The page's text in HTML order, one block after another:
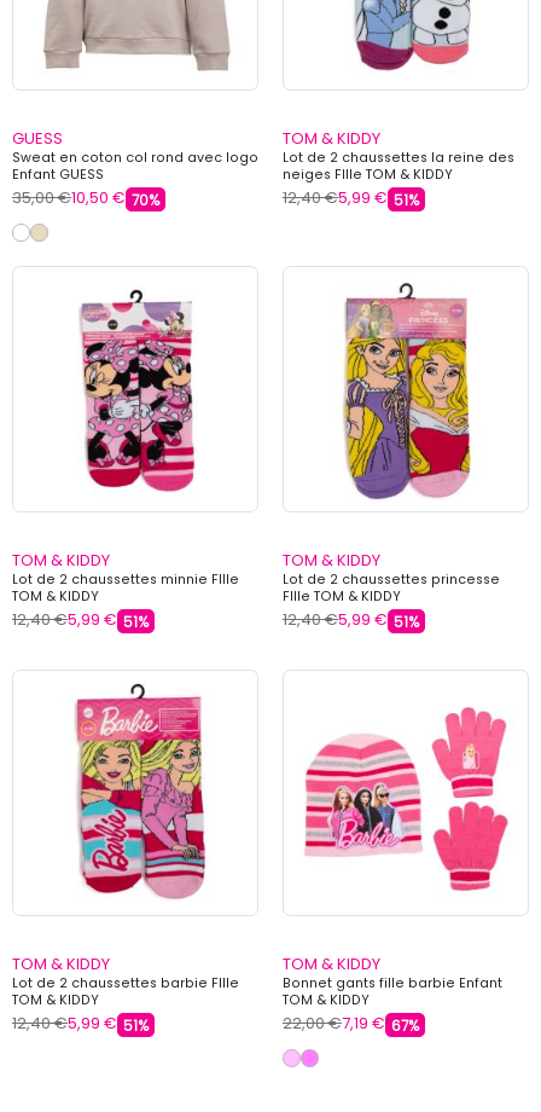
GUESS
Sweat en coton col rond avec logo
Enfant GUESS
35,00 €10,50 € 70%
TOM & KIDDY
Lot de 2 chaussettes la reine des
neiges FIlle TOM & KIDDY
12,40 €5,99 € 51%
TOM & KIDDY
Lot de 2 chaussettes minnie FIlle
TOM & KIDDY
12,40 €5,99 € 51%
TOM & KIDDY
Lot de 2 chaussettes princesse
FIlle TOM & KIDDY
12,40 €5,99 € 51%
TOM & KIDDY
Lot de 2 chaussettes barbie FIlle
TOM & KIDDY
12,40 €5,99 € 51%
TOM & KIDDY
Bonnet gants fille barbie Enfant
TOM & KIDDY
22,00 €7,19 € 67%